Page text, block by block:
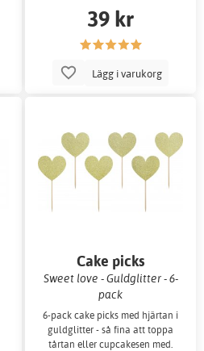
39 kr
Lägg i varukorg
Cake picks
Sweet love - Guldglitter - 6-
pack
6-pack cake picks med hjärtan i
guldglitter - så fina att toppa
tårtan eller cupcakesen med.